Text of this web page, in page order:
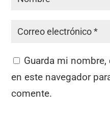
Guarda mi
en este navegador
comente.